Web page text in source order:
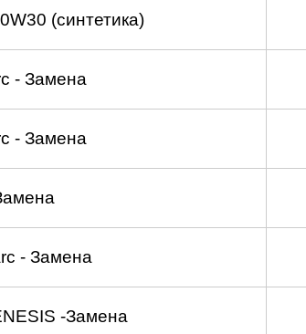
(синтетика)
- Замена
- Замена
- Замена
-Замена